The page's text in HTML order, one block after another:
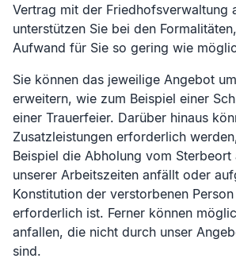
Vertrag mit der Friedhofsverwaltung
unterstützen Sie bei den
Aufwand für Sie so gering wie
Sie können das jeweilige Angebot
erweitern, wie zum Beispiel einer
einer Trauerfeier. Darüber hinaus
Zusatzleistungen erforderlich
Beispiel die Abholung vom Sterbeort
unserer Arbeitszeiten anfällt oder
Konstitution der verstorbenen
erforderlich ist. Ferner können
anfallen, die nicht durch unser
sind.